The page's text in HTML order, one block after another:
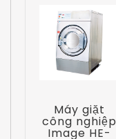
Máy giặt
công nghiệp
Image HE-